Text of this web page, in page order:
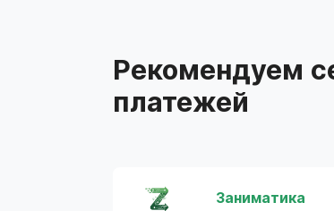
Рекомендуем
платежей
Заниматика